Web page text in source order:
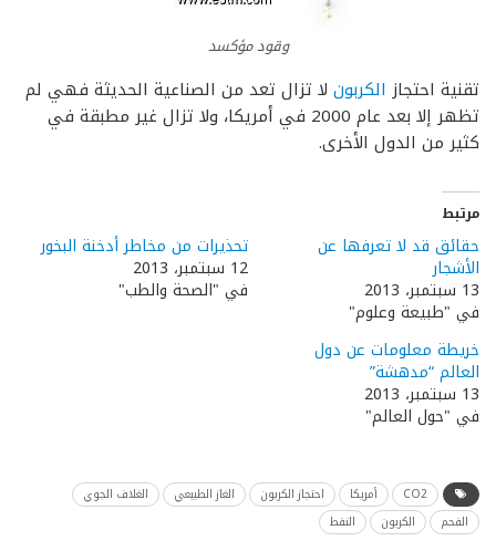
وقود مؤكسد
تقنية احتجاز الكربون لا تزال تعد من الصناعية الحديثة فهي لم
تظهر إلا بعد عام 2000 في أمريكا، ولا تزال غير مطبقة في
كثير من الدول الأخرى.
مرتبط
حقائق قد لا تعرفها عن
الأشجار
13 سبتمبر، 2013
في "طبيعة وعلوم"
تحذيرات من مخاطر أدخنة البخور
12 سبتمبر، 2013
في "الصحة والطب"
خريطة معلومات عن دول
العالم “مدهشة”
13 سبتمبر، 2013
في "حول العالم"
CO2 أمريكا احتجاز الكربون الغاز الطبيعي
الغلاف الجوي
الفحم
الكربون النفط